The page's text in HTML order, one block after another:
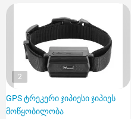
2
GPS ტრეკერი ჯიპიესი ჯიპიეს
მოწყობილობა